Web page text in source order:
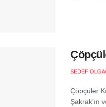
SEDEF
Çöpçüler
Şakrak’ın